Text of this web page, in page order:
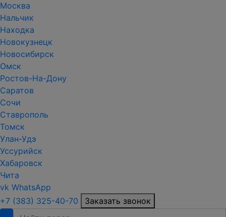
Москва
Нальчик
Находка
Новокузнецк
Новосибирск
Омск
Ростов-На-Дону
Саратов
Сочи
Ставрополь
Томск
Улан-Удэ
Уссурийск
Хабаровск
Чита
vk WhatsApp
+7 (383) 325-40-70
Заказать звонок